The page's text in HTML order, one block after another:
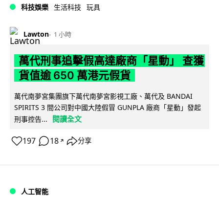
科技娛樂 生活科技 玩具
Lawton 1 小時
萬代刑事追擊假高達廠商「星動」 查獲
貨值逾 650 萬港元假貨
萬代南夢宮集團旗下萬代南夢宮影視工廠、萬代及 BANDAI
SPIRITS 3 間公司對中國大陸假冒 GUNPLA 廠商「星動」發起
刑事控告...
閱讀全文
197 18 ↗ 分享
人工智能